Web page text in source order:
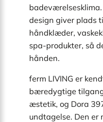
design giver plads
håndklæder,
spa-produkter, så
hånden.
ferm LIVING er
bæredygtige
æstetik, og Dora
undtagelse. Den er